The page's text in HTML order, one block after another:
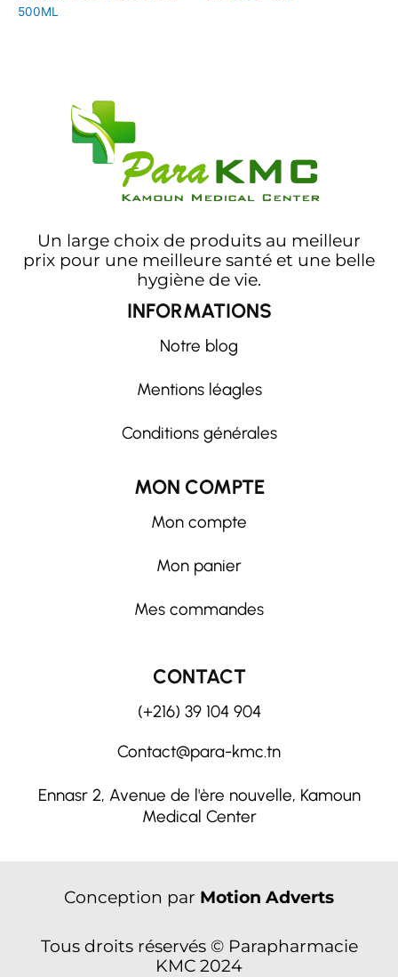
500ML
Un large choix de produits au meilleur
prix pour une meilleure santé et une belle
hygiène de vie.
INFORMATIONS
Notre blog
Mentions léagles
Conditions générales
MON COMPTE
Mon compte
Mon panier
Mes commandes
CONTACT
(+216) 39 104 904
Contact@para-kmc.tn
Ennasr 2, Avenue de l'ère nouvelle, Kamoun
Medical Center
Conception par Motion Adverts
Tous droits réservés © Parapharmacie
KMC 2024